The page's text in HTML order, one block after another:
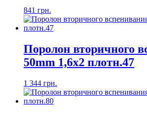
841 грн.
Поролон вторичного
50mm 1,6x2 плотн.47
1 344 грн.